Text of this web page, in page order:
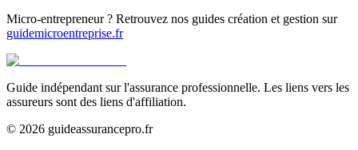
Micro-entrepreneur ? Retrouvez nos guides création et gestion sur
guidemicroentreprise.fr
Guide indépendant sur l'assurance professionnelle. Les liens vers les
assureurs sont des liens d'affiliation.
© 2026 guideassurancepro.fr